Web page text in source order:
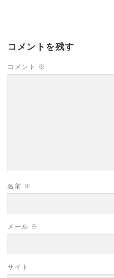
コメントを残す
コメント ※
名前 ※
メール ※
サイト